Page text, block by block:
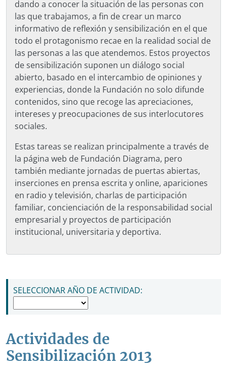
dando a conocer la situación de las personas con
las que trabajamos, a fin de crear un marco
informativo de reflexión y sensibilización en el que
todo el protagonismo recae en la realidad social de
las personas a las que atendemos. Estos proyectos
de sensibilización suponen un diálogo social
abierto, basado en el intercambio de opiniones y
experiencias, donde la Fundación no solo difunde
contenidos, sino que recoge las apreciaciones,
intereses y preocupaciones de sus interlocutores
sociales.
Estas tareas se realizan principalmente a través de
la página web de Fundación Diagrama, pero
también mediante jornadas de puertas abiertas,
inserciones en prensa escrita y online, apariciones
en radio y televisión, charlas de participación
familiar, concienciación de la responsabilidad social
empresarial y proyectos de participación
institucional, universitaria y deportiva.
NAVEGACIÓN PRINCIPAL
SELECCIONAR AÑO DE ACTIVIDAD:
Actividades de
Sensibilización 2013